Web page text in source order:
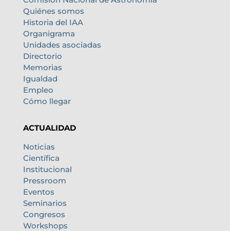
Quiénes somos
Historia del IAA
Organigrama
Unidades asociadas
Directorio
Memorias
Igualdad
Empleo
Cómo llegar
ACTUALIDAD
Noticias
Científica
Institucional
Pressroom
Eventos
Seminarios
Congresos
Workshops